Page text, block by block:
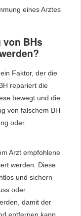
eines Arztes
von BHs
Faktor, der die
repariert die
bewegt und die
von falschem BH
oder
Arzt empfohlene
werden. Diese
und sichern
oder
damit der